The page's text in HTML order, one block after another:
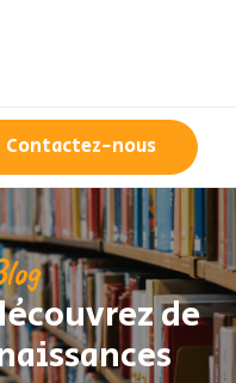
Contactez-nous
de